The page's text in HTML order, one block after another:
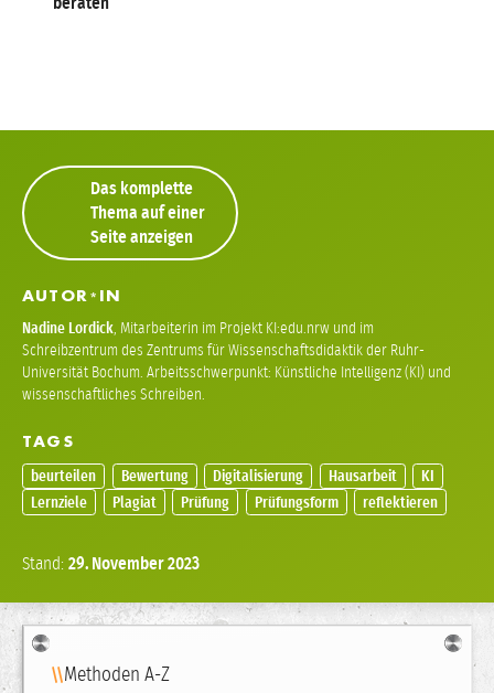
Das komplette
Thema auf einer
Seite anzeigen
AUTOR* IN
Nadine Lordick, Mitarbeiterin im Projekt KI:edu.nrw und im
Schreibzentrum des Zentrums für Wissenschaftsdidaktik der Ruhr-
Universität Bochum. Arbeitsschwerpunkt: Künstliche Intelligenz (KI) und
wissenschaftliches Schreiben.
TAGS
beurteilen Bewertung Digitalisierung Hausarbeit
KI
Lernziele
Plagiat Prüfung Prüfungsform reflektieren
Stand: 29. November2023
Navigation
Methoden A-Z